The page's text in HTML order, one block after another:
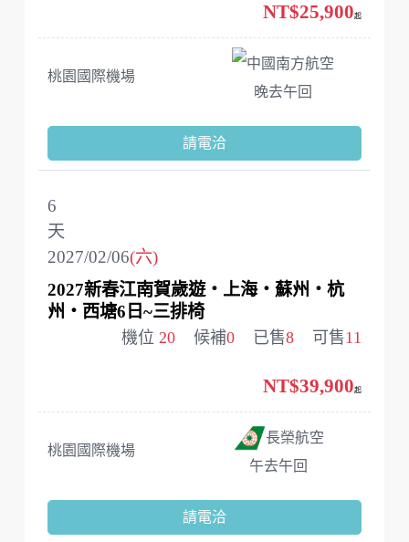
桃園國際機場
中國南方航空
晚去午回
NT$25,900起
請電洽
2027/02/06(六)
6
天
2027新春江南賀歲遊‧上海‧蘇州‧杭
州‧西塘6日~三排椅
機位 20 候補0 已售8 可售11
桃園國際機場
長榮航空
午去午回
NT$39,900起
請電洽